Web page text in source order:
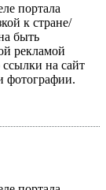
портала
к стране/
быть
рекламой
на сайт
фотографии.